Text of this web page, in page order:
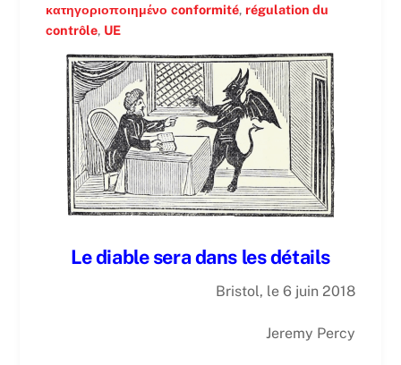
κατηγοριοποιημένο conformité, régulation du
contrôle, UE
Le diable sera dans les détails
Bristol, le 6 juin 2018
Jeremy Percy